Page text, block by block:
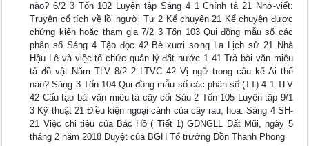
nào? 6/2 3 Tốn 102 Luyện tập Sáng 4 1 Chính tả 21 Nhớ-viết:
Truyện cổ tích về lồi người Tư 2 Kể chuyện 21 Kể chuyện được
chứng kiến hoặc tham gia 7/2 3 Tốn 103 Qui đồng mẫu số các
phân số Sáng 4 Tập đọc 42 Bè xuơi sơng La Lịch sử 21 Nhà
Hậu Lê và việc tổ chức quản lý đất nước 1 41 Trả bài văn miêu
tả đồ vật Năm TLV 8/2 2 LTVC 42 Vị ngữ trong câu kể Ai thế
nào? Sáng 3 Tốn 104 Qui đồng mẫu số các phân số (TT) 4 1 TLV
42 Cấu tạo bài văn miêu tả cây cối Sáu 2 Tốn 105 Luyện tập 9/1
3 Kỹ thuật 21 Điều kiện ngoại cảnh của cây rau, hoa. Sáng 4 SH-
21 Việc chi tiêu của Bác Hồ ( Tiết 1) GDNGLL Đất Mũi, ngày 5
tháng 2 năm 2018 Duyệt của BGH Tổ trưởng Đồn Thanh Phong